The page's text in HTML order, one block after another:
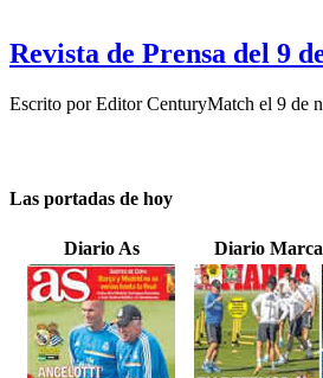
Revista de Prensa del 9
Escrito porEditor CenturyMatch el 9 de
Las portadas de hoy
Diario As Diario Marca